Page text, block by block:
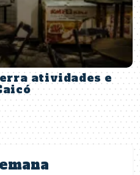
atividades e